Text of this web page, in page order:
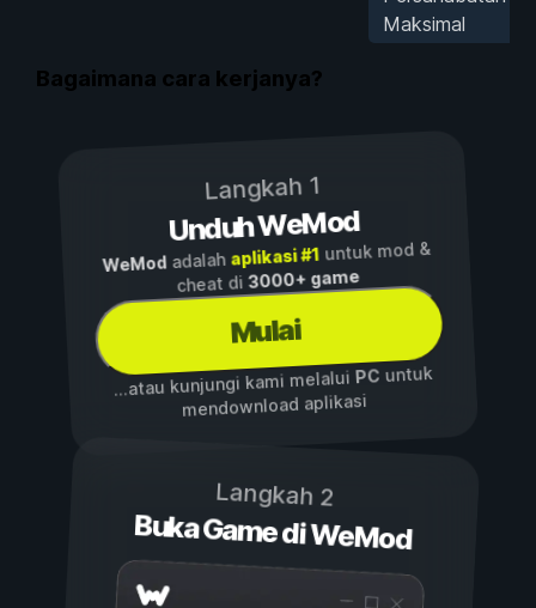
Maksimal
Bagaimana cara kerjanya?
Langkah 1
Unduh WeMod
WeModadalah aplikasi #1untuk mod &
cheat di3000+ game
Mulai
...atau kunjungi kami melalui PCuntuk
mendownload aplikasi
Langkah 2
Buka Game di WeMod